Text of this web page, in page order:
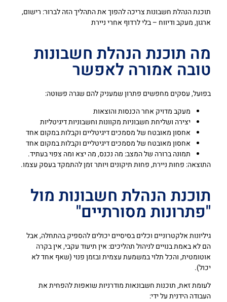
תוכנת הנהלת חשבונות צריכה להפוך את התהליך הזה לברור: רישום,
ארגון, מעקב ודיווח – בלי לרדוף אחרי ניירת
מה תוכנת הנהלת חשבונות
טובה אמורה לאפשר
בפועל, עסקים מחפשים פתרון שמעניק להם שגרה פשוטה:
מעקב מדויק אחר הכנסות והוצאות
יצירה ושליחת חשבוניות מקוונות וחשבוניות דיגיטליות
אחסון מאובטח של מסמכים דיגיטליים וקבלות במקום אחד
אחסון מאובטח של מסמכים דיגיטליים וקבלות במקום אחד
תמונה ברורה של המצב: מה נכנס, מה יצא ומה צפוי בעתיד.
התוצאה: פחות ניירת, פחות תיקונים ויותר זמן להתמקד בעסק עצמו.
תוכנת הנהלת חשבונות מול
"פתרונות מסורתיים"
גיליונות אלקטרוניים וכלים בסיסיים יכולים להספיק בהתחלה, אבל
הם לא באמת בנויים לניהול תהליכים: אין תיעוד עקבי, אין בקרה
אוטומטית, והכל תלוי במשמעת עצמית ובזמן פנוי (שאף אחד לא
יכול).
לעומת זאת, תוכנות חשבונאות מודרניות שואפות להפחית את
העבודה הידנית על ידי: